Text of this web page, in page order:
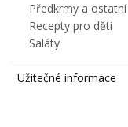
Předkrmy a ostatní
Recepty pro děti
Saláty
Užitečné informace